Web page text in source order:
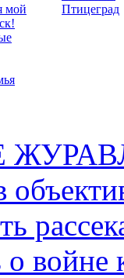
мой
Птицеград
войне